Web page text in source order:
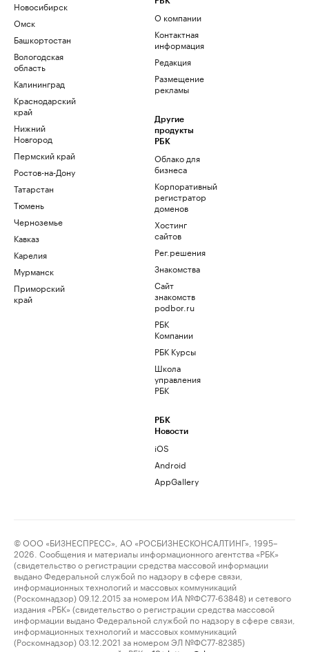
Новосибирск
Омск
Башкортостан
Вологодская
область
Калининград
Краснодарский
край
Нижний
Новгород
Пермский край
Ростов-на-Дону
Татарстан
Тюмень
Черноземье
Кавказ
Карелия
Мурманск
Приморский
край
О компании
Контактная
информация
Редакция
Размещение
рекламы
Другие
продукты
РБК
Облако для
бизнеса
Корпоративный
регистратор
доменов
Хостинг
сайтов
Рег.решения
Знакомства
Сайт
знакомств
podbor.ru
РБК
Компании
РБК Курсы
Школа
управления
РБК
РБК
Новости
iOS
Android
AppGallery
© ООО «БИЗНЕСПРЕСС», АО «РОСБИЗНЕСКОНСАЛТИНГ», 1995–
2026. Сообщения и материалы информационного агентства «РБК»
(свидетельство о регистрации средства массовой информации
выдано Федеральной службой по надзору в сфере связи,
информационных технологий и массовых коммуникаций
(Роскомнадзор) 09.12.2015 за номером ИА №ФС77-63848) и сетевого
издания «РБК» (свидетельство о регистрации средства массовой
информации выдано Федеральной службой по надзору в сфере связи,
информационных технологий и массовых коммуникаций
(Роскомнадзор) 03.12.2021 за номером ЭЛ №ФС77-82385)